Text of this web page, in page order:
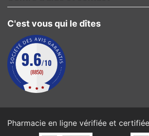
C'est vous qui le dîtes
Pharmacie en ligne vérifiée et